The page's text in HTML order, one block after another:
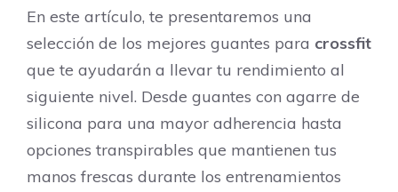
En este artículo, te presentaremos una
selección de los mejores guantes para crossfit
que te ayudarán a llevar tu rendimiento al
siguiente nivel. Desde guantes con agarre de
silicona para una mayor adherencia hasta
opciones transpirables que mantienen tus
manos frescas durante los entrenamientos